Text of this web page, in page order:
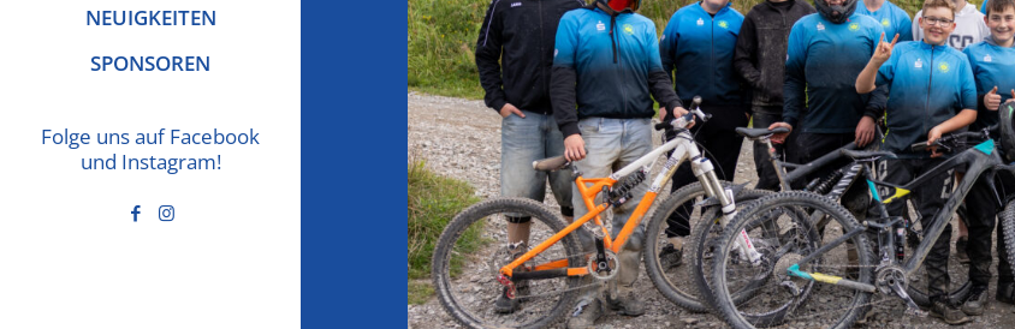
NEUIGKEITEN
SPONSOREN
Folge uns auf Facebook
und Instagram!